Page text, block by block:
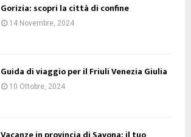
Gorizia: scopri la città di confine
14 Novembre, 2024
Guida di viaggio per il Friuli Venezia Giulia
10 Ottobre, 2024